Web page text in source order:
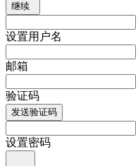
继续
设置用户名
邮箱
验证码
发送验证码
设置密码